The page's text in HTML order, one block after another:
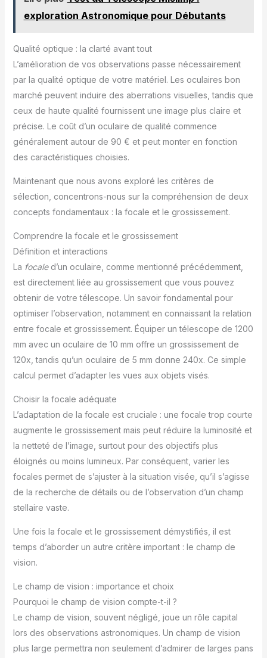
exploration Astronomique pour Débutants
Qualité optique : la clarté avant tout
L’amélioration de vos observations passe nécessairement
par la qualité optique de votre matériel. Les oculaires bon
marché peuvent induire des aberrations visuelles, tandis que
ceux de haute qualité fournissent une image plus claire et
précise. Le coût d’un oculaire de qualité commence
généralement autour de 90 € et peut monter en fonction
des caractéristiques choisies.
Maintenant que nous avons exploré les critères de
sélection, concentrons-nous sur la compréhension de deux
concepts fondamentaux : la focale et le grossissement.
Comprendre la focale et le grossissement
Définition et interactions
La focaled’un oculaire, comme mentionné précédemment,
est directement liée au grossissement que vous pouvez
obtenir de votre télescope. Un savoir fondamental pour
optimiser l’observation, notamment en connaissant la relation
entre focale et grossissement. Équiper un télescope de 1200
mm avec un oculaire de 10 mm offre un grossissement de
120x, tandis qu’un oculaire de 5 mm donne 240x. Ce simple
calcul permet d’adapter les vues aux objets visés.
Choisir la focale adéquate
L’adaptation de la focale est cruciale : une focale trop courte
augmente le grossissement mais peut réduire la luminosité et
la netteté de l’image, surtout pour des objectifs plus
éloignés ou moins lumineux. Par conséquent, varier les
focales permet de s’ajuster à la situation visée, qu’il s’agisse
de la recherche de détails ou de l’observation d’un champ
stellaire vaste.
Une fois la focale et le grossissement démystifiés, il est
temps d’aborder un autre critère important : le champ de
vision.
Le champ de vision : importance et choix
Pourquoi le champ de vision compte-t-il ?
Le champ de vision, souvent négligé, joue un rôle capital
lors des observations astronomiques. Un champ de vision
plus large permettra non seulement d’admirer de larges pans